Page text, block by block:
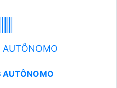
AUTÔNOMO
AUTÔNOMO